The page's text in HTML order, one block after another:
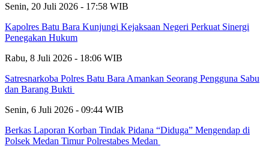
Senin, 20 Juli 2026 - 17:58 WIB
Kapolres Batu Bara Kunjungi Kejaksaan Negeri Perkuat Sinergi
Penegakan Hukum
Rabu, 8 Juli 2026 - 18:06 WIB
Satresnarkoba Polres Batu Bara Amankan Seorang Pengguna Sabu
dan Barang Bukti
Senin, 6 Juli 2026 - 09:44 WIB
Berkas Laporan Korban Tindak Pidana “Diduga” Mengendap di
Polsek Medan Timur Polrestabes Medan